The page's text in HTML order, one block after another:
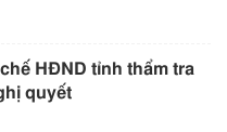
HĐND tỉnh thẩm tra
quyết